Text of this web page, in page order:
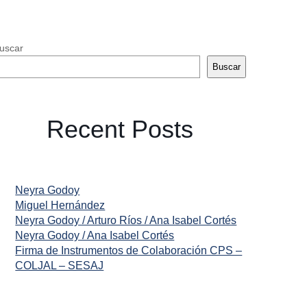
Buscar
Recent Posts
Neyra Godoy
Miguel Hernández
Neyra Godoy / Arturo Ríos / Ana Isabel Cortés
Neyra Godoy / Ana Isabel Cortés
Firma de Instrumentos de Colaboración CPS –
COLJAL – SESAJ